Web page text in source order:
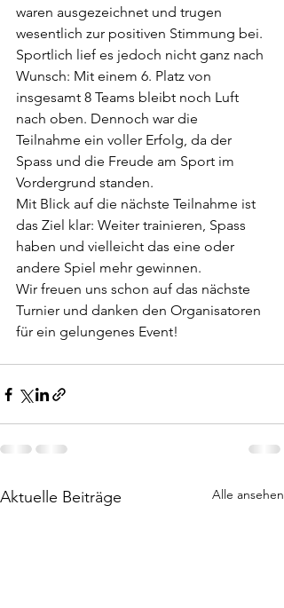
waren ausgezeichnet und trugen
wesentlich zur positiven Stimmung bei.
Sportlich lief es jedoch nicht ganz nach
Wunsch: Mit einem 6. Platz von
insgesamt 8 Teams bleibt noch Luft
nach oben. Dennoch war die
Teilnahme ein voller Erfolg, da der
Spass und die Freude am Sport im
Vordergrund standen.
Mit Blick auf die nächste Teilnahme ist
das Ziel klar: Weiter trainieren, Spass
haben und vielleicht das eine oder
andere Spiel mehr gewinnen.
Wir freuen uns schon auf das nächste
Turnier und danken den Organisatoren
für ein gelungenes Event!
Aktuelle Beiträge Alle ansehen